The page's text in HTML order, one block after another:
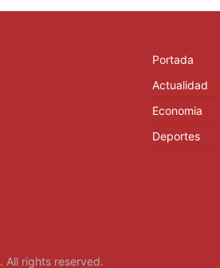
Portada
Actualidad
Economia
Deportes
. All rights reserved.